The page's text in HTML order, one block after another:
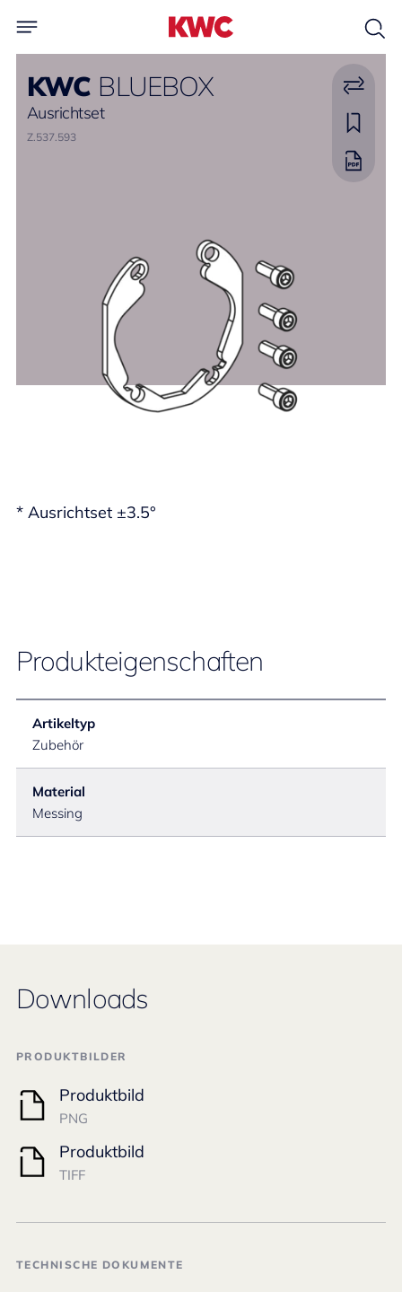
KWC BLUEBOX
Ausrichtset
Z.537.593
* Ausrichtset ±3.5°
Produkteigenschaften
Artikeltyp
Zubehör
Material
Messing
Downloads
PRODUKTBILDER
Produktbild
PNG
Produktbild
TIFF
TECHNISCHE DOKUMENTE